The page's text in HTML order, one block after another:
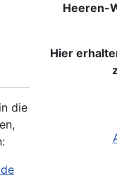
Heeren-
Hier
die